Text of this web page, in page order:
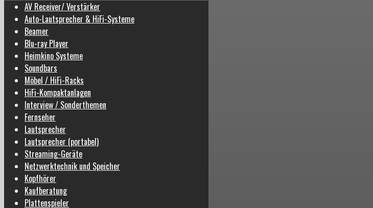
AV Receiver/ Verstärker
Auto-Lautsprecher & HiFi-Systeme
Beamer
Blu-ray Player
Heimkino Systeme
Soundbars
Möbel / HiFi-Racks
HiFi-Kompaktanlagen
Interview / Sonderthemen
Fernseher
Lautsprecher
Lautsprecher (portabel)
Streaming-Geräte
Netzwerktechnik und Speicher
Kopfhörer
Kaufberatung
Plattenspieler